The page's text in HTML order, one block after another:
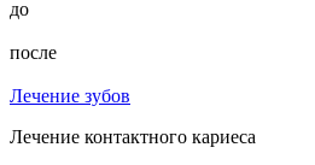
до
после
Лечение зубов
Лечение контактного кариеса